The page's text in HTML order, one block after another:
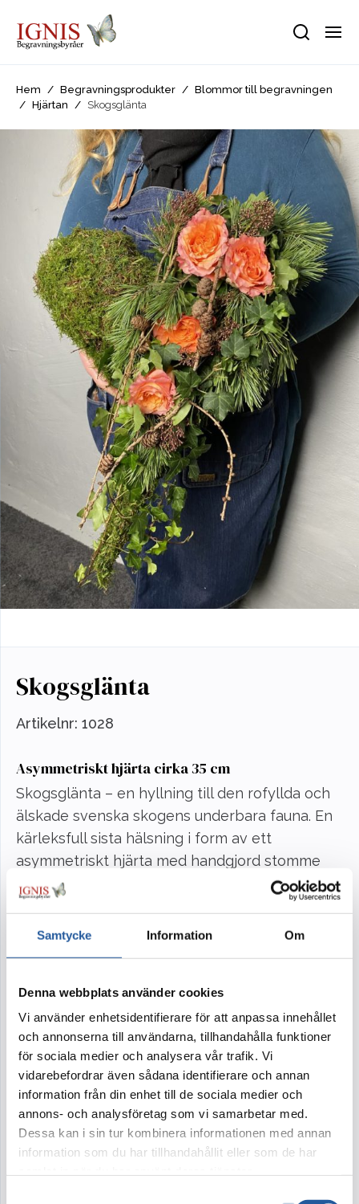
Samtycke Information Om
Denna webbplats använder cookies
Vi använder enhetsidentifierare för att anpassa innehållet
och annonserna till användarna, tillhandahålla funktioner
för sociala medier och analysera vår trafik. Vi
vidarebefordrar även sådana identifierare och annan
information från din enhet till de sociala medier och
annons- och analysföretag som vi samarbetar med.
Dessa kan i sin tur kombinera informationen med annan
information som du har tillhandahållit eller som de har
Hem / Begravningsprodukter /
Blommor till begravningen
/
Hjärtan / Skogsglänta
Skogsglänta
Artikelnr: 1028
Asymmetriskt hjärta cirka 35 cm
Skogsglänta – en hyllning till den rofyllda och
älskade svenska skogens underbara fauna. En
kärleksfull sista hälsning i form av ett
asymmetriskt hjärta med handgjord stomme
klädd i mossa.
Under vissa perioder kommer det skogsgröna
materialet att ersättas med grönt i liknande
karaktär och känsla.
I kollektionen Skogsglänta finns kist- och
urndekoration, kransar, dekorationer, bukett,
hjärtan, handbukett, ankare och ljusdekoration.
Blommor ur samma kollektion ger ceremonin
en samstämmig och harmonisk känsla.